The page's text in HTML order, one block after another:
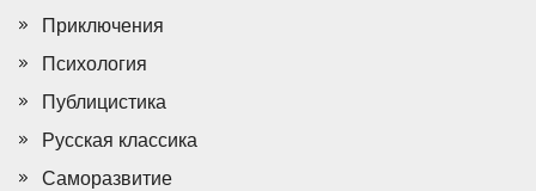
Приключения
Психология
Публицистика
Русская классика
Саморазвитие